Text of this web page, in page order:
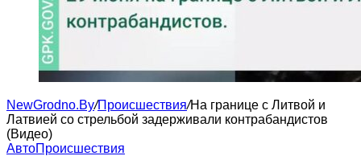
NewGrodno.By/Происшествия/На границе с Литвой и
Латвией со стрельбой задерживали контрабандистов
(Видео)
АвтоПроисшествия